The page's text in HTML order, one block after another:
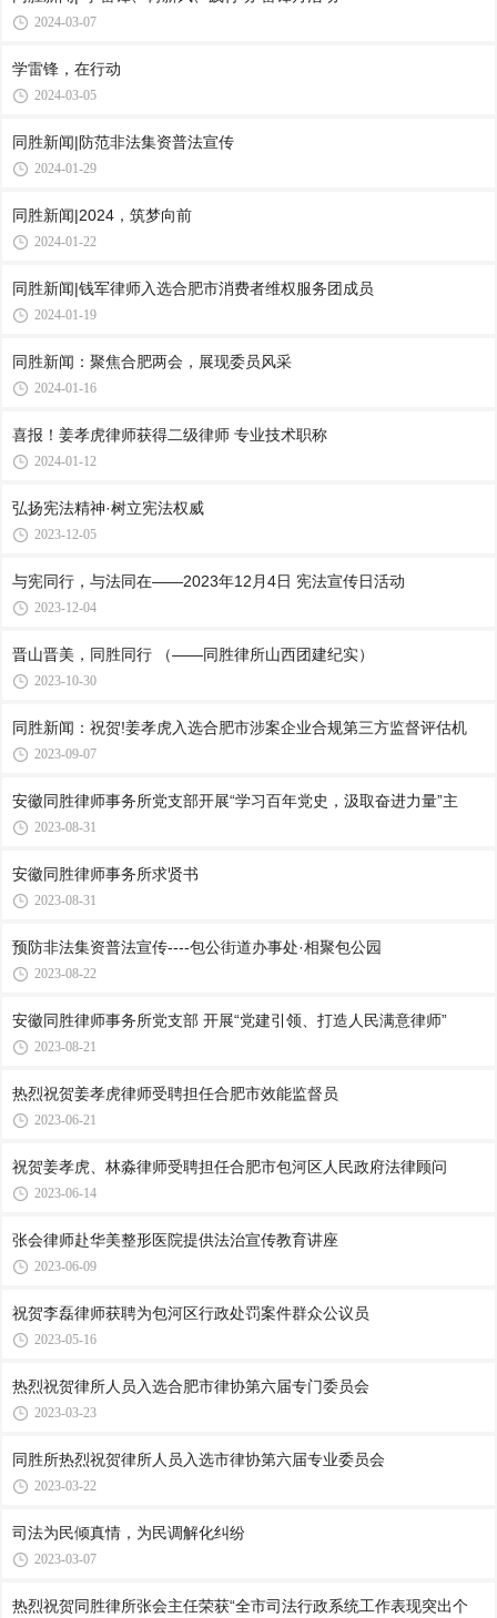
2024-03-07
学雷锋，在行动
2024-03-05
同胜新闻|防范非法集资普法宣传
2024-01-29
同胜新闻|2024，筑梦向前
2024-01-22
同胜新闻|钱军律师入选合肥市消费者维权服务团成员
2024-01-19
同胜新闻：聚焦合肥两会，展现委员风采
2024-01-16
喜报！姜孝虎律师获得二级律师 专业技术职称
2024-01-12
弘扬宪法精神·树立宪法权威
2023-12-05
与宪同行，与法同在——2023年12月4日 宪法宣传日活动
2023-12-04
晋山晋美，同胜同行 （——同胜律所山西团建纪实）
2023-10-30
同胜新闻：祝贺!姜孝虎入选合肥市涉案企业合规第三方监督评估机
2023-09-07
安徽同胜律师事务所党支部开展“学习百年党史，汲取奋进力量”主
2023-08-31
安徽同胜律师事务所求贤书
2023-08-31
预防非法集资普法宣传----包公街道办事处·相聚包公园
2023-08-22
安徽同胜律师事务所党支部 开展“党建引领、打造人民满意律师”
2023-08-21
热烈祝贺姜孝虎律师受聘担任合肥市效能监督员
2023-06-21
祝贺姜孝虎、林淼律师受聘担任合肥市包河区人民政府法律顾问
2023-06-14
张会律师赴华美整形医院提供法治宣传教育讲座
2023-06-09
祝贺李磊律师获聘为包河区行政处罚案件群众公议员
2023-05-16
热烈祝贺律所人员入选合肥市律协第六届专门委员会
2023-03-23
同胜所热烈祝贺律所人员入选市律协第六届专业委员会
2023-03-22
司法为民倾真情，为民调解化纠纷
2023-03-07
热烈祝贺同胜律所张会主任荣获“全市司法行政系统工作表现突出个